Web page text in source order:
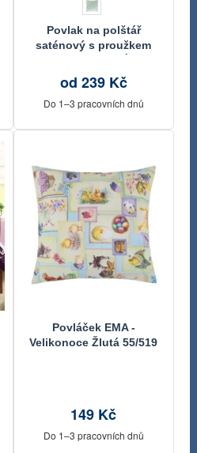
Povlak na polštář
saténový s proužkem
od 239 Kč
Do 1–3 pracovních dnů
Povláček EMA -
Velikonoce Žlutá 55/519
149 Kč
Do 1–3 pracovních dnů